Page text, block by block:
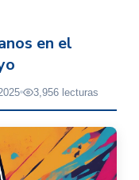
en el
3,956 lecturas